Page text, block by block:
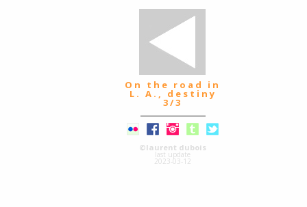
On the road in
L. A., destiny
3/3
©laurent dubois
last update
2023-03-12